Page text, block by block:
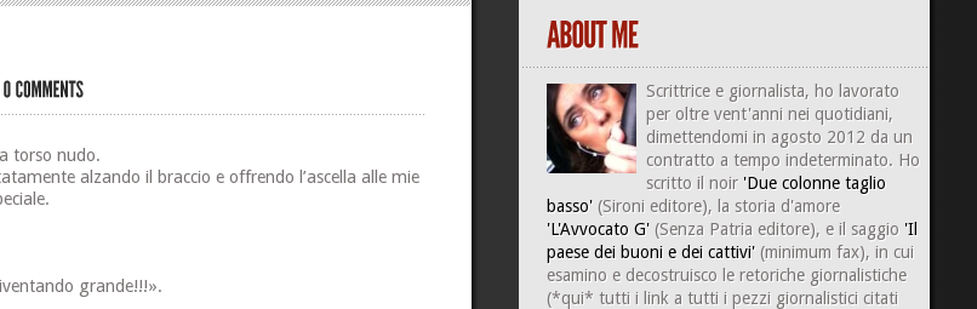
torso nudo.
alzando il braccio e offrendo l’ascella alle mie
grande!!!».
Scrittrice e giornalista, ho lavorato
per oltre vent'anni nei quotidiani,
dimettendomi in agosto 2012 da un
contratto a tempo indeterminato. Ho
scritto il noir 'Due colonne taglio
basso'(Sironi editore), la storia d'amore
'L'Avvocato G'(Senza Patria editore), e il saggio 'Il
paese dei buoni e dei cattivi'(minimum fax), in cui
esamino e decostruisco le retoriche giornalistiche
(*qui* tutti i link a tutti i pezzi giornalistici citati